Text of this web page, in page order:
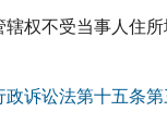
权不受当事人住
政诉讼法第十五条第